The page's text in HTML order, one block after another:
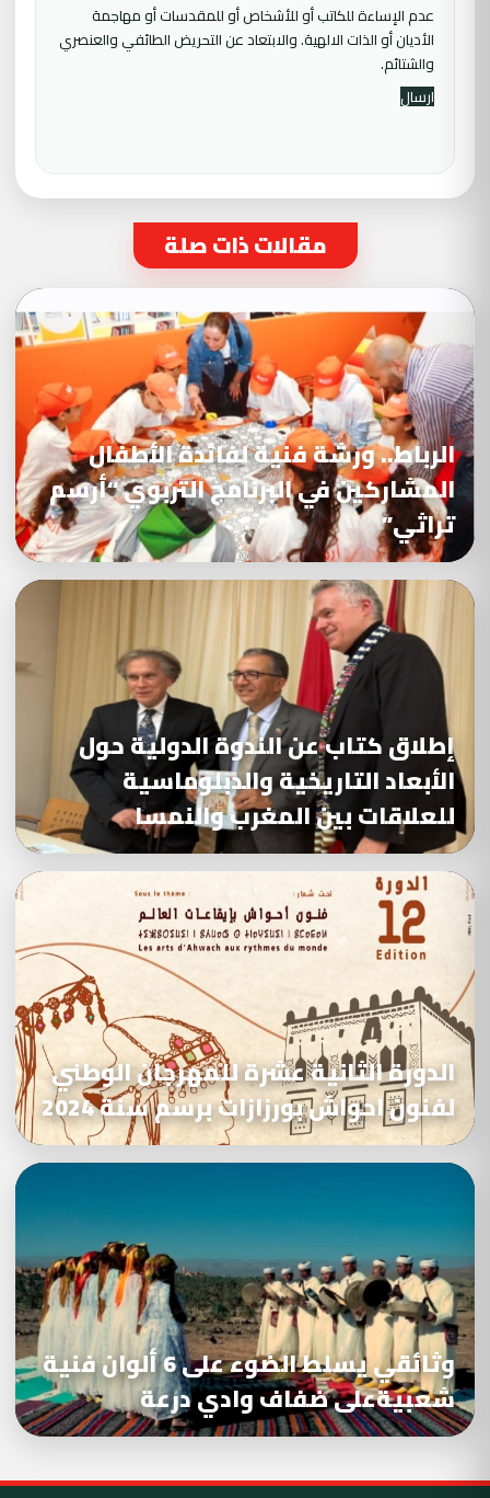
عدم الإساءة للكاتب أو للأشخاص أو للمقدسات أو مهاجمة
الأديان أو الذات الالهية. والابتعاد عن التحريض الطائفي والعنصري
والشتائم.
مقالات ذات صلة
الرباط.. ورشة فنية لفائدة الأطفال
المشاركين في البرنامج التربوي “أرسم
تراثي”
إطلاق كتاب عن الندوة الدولية حول
الأبعاد التاريخية والدبلوماسية
للعلاقات بين المغرب والنمسا
الدورة الثانية عشرة للمهرجان الوطني
لفنون احواش بورزازات برسم سنة 2024
وثائقي يسلط الضوء على 6 ألوان فنية
شعبيةعلى ضفاف وادي درعة